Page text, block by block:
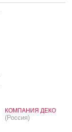
КОМПАНИЯ ДЕКО
(Россия)